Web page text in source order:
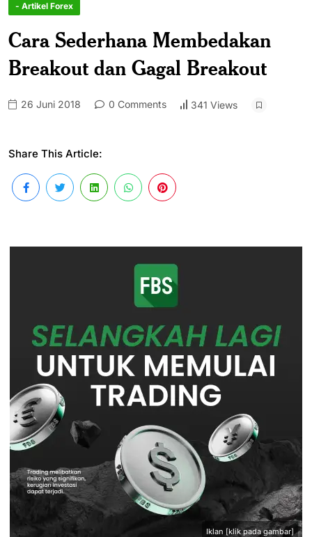
- Artikel Forex
Cara Sederhana Membedakan
Breakout dan Gagal Breakout
26 Juni 2018 0 Comments 341 Views
Share This Article:
Iklan [klik pada gambar]